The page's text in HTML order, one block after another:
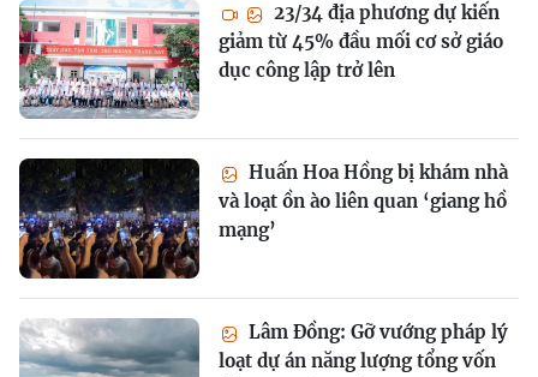
23/34 địa phương dự kiến
giảm từ 45% đầu mối cơ sở giáo
dục công lập trở lên
Huấn Hoa Hồng bị khám nhà
và loạt ồn ào liên quan ‘giang hồ
mạng’
Lâm Đồng: Gỡ vướng pháp lý
loạt dự án năng lượng tổng vốn